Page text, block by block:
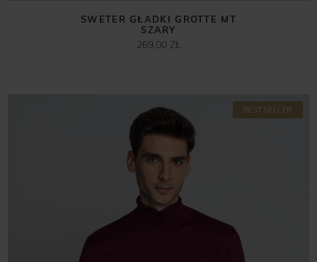
SWETER GŁADKI GROTTE MT
SZARY
269,00 ZŁ
BESTSELLER